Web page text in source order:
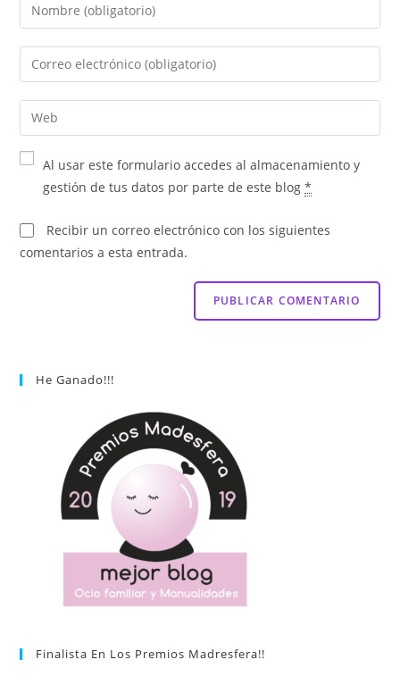
Al usar este formulario accedes al almacenamiento y
gestión de tus datos por parte de este blog*
Recibir un correo electrónico con los siguientes
comentarios a esta entrada.
He Ganado!!!
Finalista En Los Premios Madresfera!!